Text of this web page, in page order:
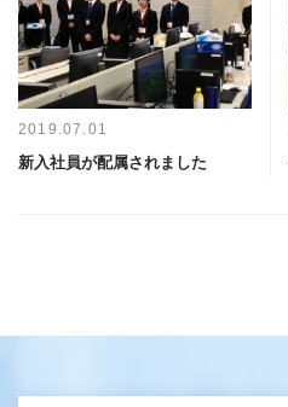
2019.07.01
新入社員が配属されました